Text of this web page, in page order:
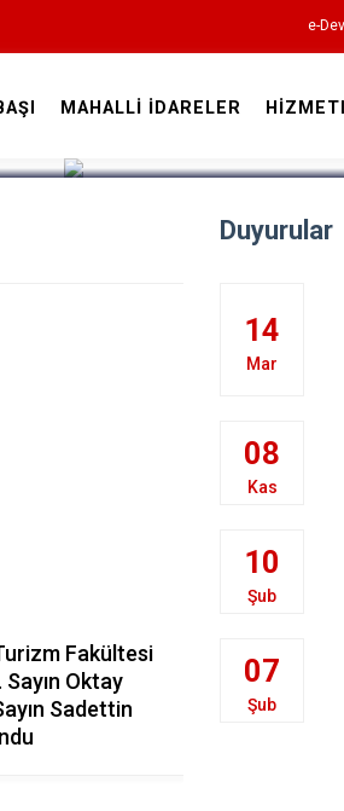
e-
Çifteler
Han
İnönü
MAHALLİ İDARELER
Fakültesi
Oktay
Sadettin
Batı
Müdürü
Duyurular
14
Mar
08
Kas
10
Şub
07
Şub